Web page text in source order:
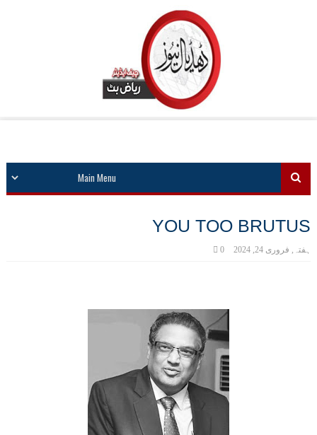
YOU TOO BRUTUS
ہفتہ, فروری 24, 2024 0